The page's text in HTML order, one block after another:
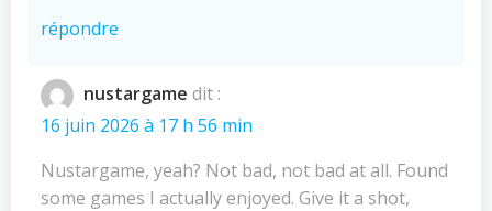
répondre
nustargame dit :
16 juin 2026 à 17 h 56 min
Nustargame, yeah? Not bad, not bad at all. Found
some games I actually enjoyed. Give it a shot,